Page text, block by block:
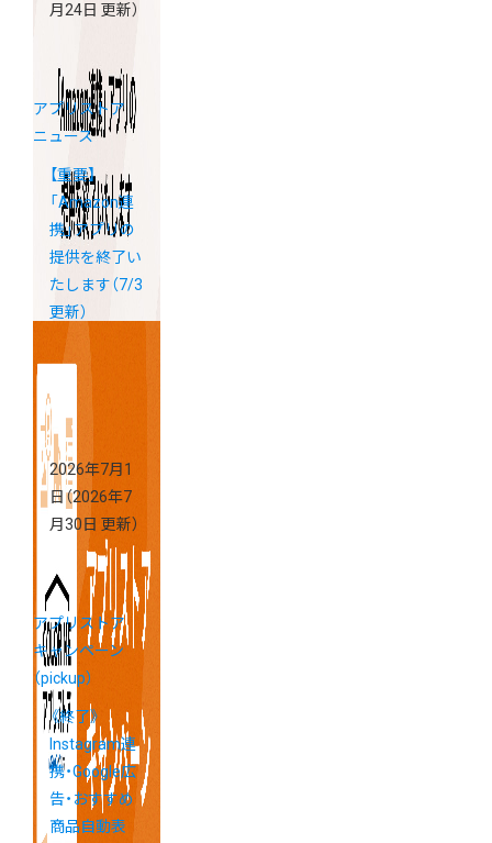
月24日 更新）
アプリストア
ニュース
【重要】
「Amazon連
携」アプリの
提供を終了い
たします（7/3
更新）
2026年7月1
日 （2026年7
月30日 更新）
アプリストア
キャンペーン
（pickup）
《終了》
Instagram連
携・Google広
告・おすすめ
商品自動表